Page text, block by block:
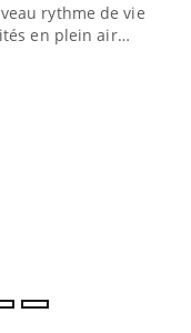
rythme de vie !
en plein air…